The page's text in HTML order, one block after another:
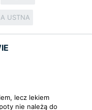
USTNA
lecz lekiem
nie należą do